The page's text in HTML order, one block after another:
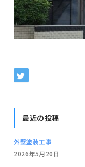
最近の投稿
外壁塗装工事
2026年5月20日